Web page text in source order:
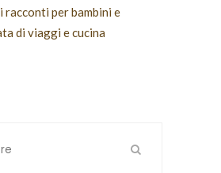
per bambini e
di viaggi e cucina